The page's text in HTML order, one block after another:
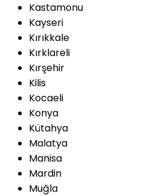
Kastamonu
Kayseri
Kırıkkale
Kırklareli
Kırşehir
Kilis
Kocaeli
Konya
Kütahya
Malatya
Manisa
Mardin
Muğla